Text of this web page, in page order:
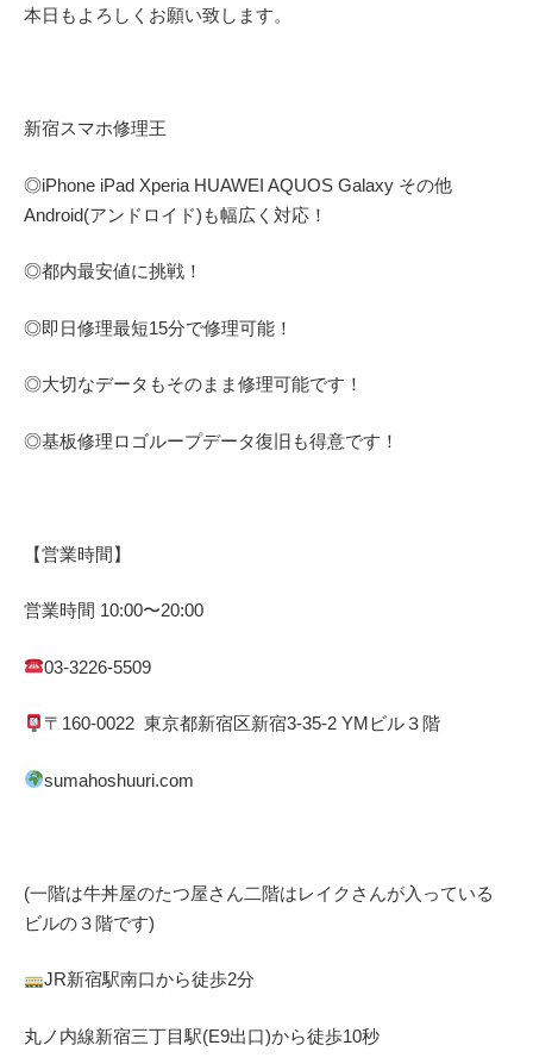
本日もよろしくお願い致します。
新宿スマホ修理王
◎iPhone iPad Xperia HUAWEI AQUOS Galaxy その他
Android(アンドロイド) も幅広く対応！
◎都内最安値に挑戦！
◎即日修理最短15分で修理可能！
◎大切なデータもそのまま修理可能です！
◎基板修理ロゴループデータ復旧も得意です！
【営業時間】
営業時間 10:00〜20:00
03-3226-5509
〒 160-0022 東京都新宿区新宿3-35-2 YMビル３階
sumahoshuuri.com
(一階は牛丼屋のたつ屋さん二階はレイクさんが入っている
ビルの３階です)
JR新宿駅南口から徒歩2分
丸ノ内線新宿三丁目駅(E9出口)から徒歩10秒